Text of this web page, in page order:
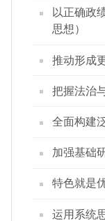
以正确政
思想）
推动形成
把握法治
全面构建
加强基础
特色就是
运用系统